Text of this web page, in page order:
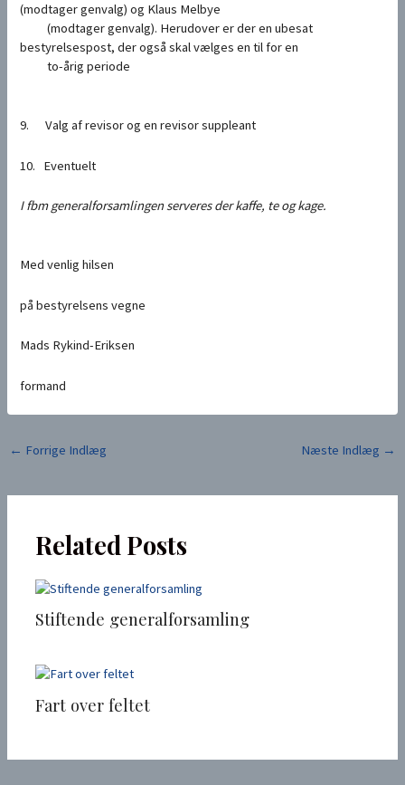
(modtager genvalg) og Klaus Melbye
(modtager genvalg). Herudover er der en ubesat
bestyrelsespost, der også skal vælges en til for en
to-årig periode
9. Valg af revisor og en revisor suppleant
10. Eventuelt
I fbm generalforsamlingen serveres der kaffe, te og kage.
Med venlig hilsen
på bestyrelsens vegne
Mads Rykind-Eriksen
formand
Post
navigation
← Forrige Indlæg Næste Indlæg →
Related Posts
Stiftende generalforsamling
Fart over feltet